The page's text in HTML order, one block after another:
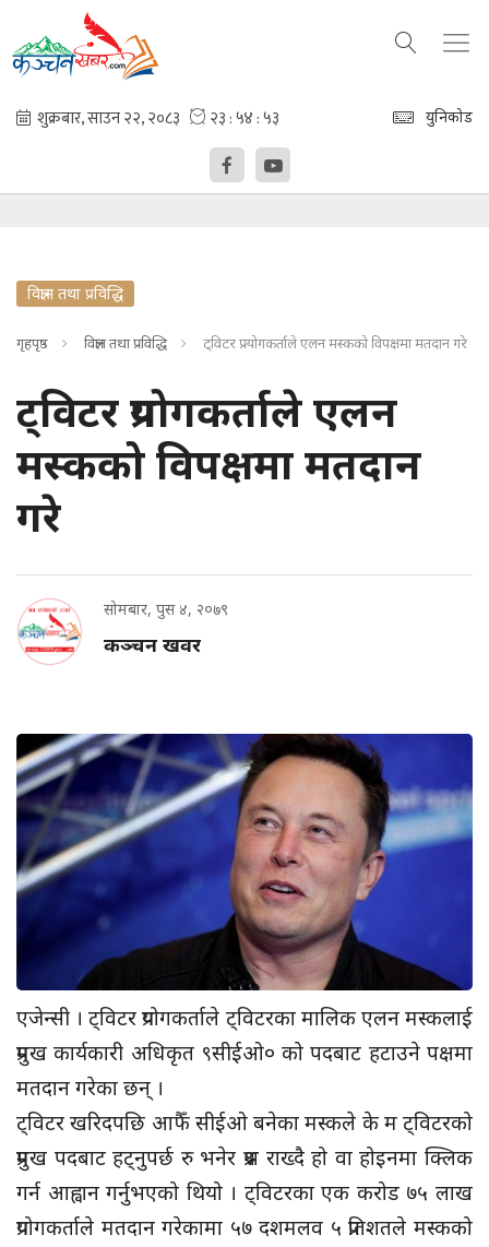
युनिकोड
विज्ञान तथा प्रविद्धि
गृहपृष्ठ विज्ञान तथा प्रविद्धि ट्विटर प्रयोगकर्ताले एलन मस्कको विपक्षमा मतदान गरे
ट्विटर प्रयोगकर्ताले एलन
मस्कको विपक्षमा मतदान
गरे
सोमबार, पुस ४, २०७९
कञ्चन खवर
एजेन्सी । ट्विटर प्रयोगकर्ताले ट्विटरका मालिक एलन मस्कलाई
प्रमुख कार्यकारी अधिकृत ९सीईओ० को पदबाट हटाउने पक्षमा
मतदान गरेका छन् ।
ट्विटर खरिदपछि आफैँ सीईओ बनेका मस्कले के म ट्विटरको
प्रमुख पदबाट हट्नुपर्छ रु भनेर प्रश्न राख्दै हो वा होइनमा क्लिक
गर्न आह्वान गर्नुभएको थियो । ट्विटरका एक करोड ७५ लाख
प्रयोगकर्ताले मतदान गरेकामा ५७ दशमलव ५ प्रतिशतले मस्कको